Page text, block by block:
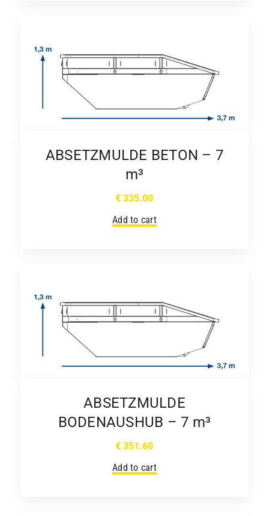
ABSETZMULDE BETON – 7
m³
€ 335.00
Add to cart
ABSETZMULDE
BODENAUSHUB – 7 m³
€ 351.60
Add to cart